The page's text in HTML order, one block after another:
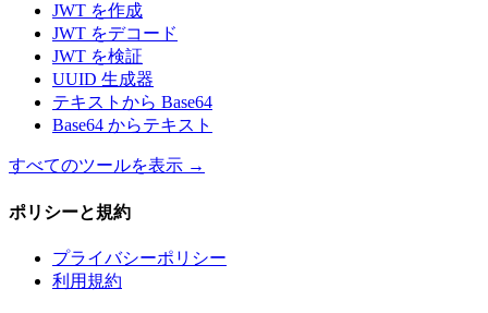
JWT を作成
JWT をデコード
JWT を検証
UUID 生成器
テキストから Base64
Base64 からテキスト
すべてのツールを表示 →
ポリシーと規約
プライバシーポリシー
利用規約